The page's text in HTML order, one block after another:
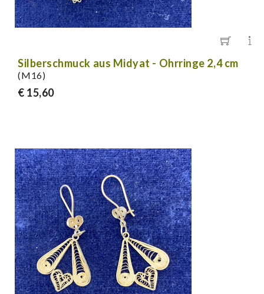
Silberschmuck aus Midyat - Ohrringe 2,4 cm
(M16)
€ 15,60